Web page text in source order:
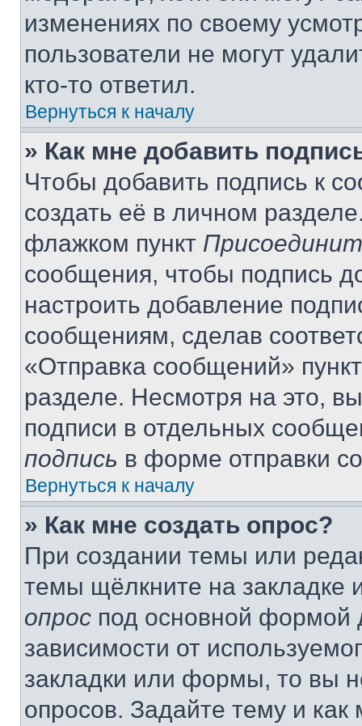
изменениях по своему
пользователи не могут
кто-то ответил.
Вернуться к началу
» Как мне добавить
Чтобы добавить подпись к
создать её в личном
флажком пункт
сообщения, чтобы подпись
настроить добавление
сообщениям, сделав
«Отправка сообщений»
разделе. Несмотря на это,
подписи в отдельных
подпись в форме отправки
Вернуться к началу
» Как мне создать опрос?
При создании темы или
темы щёлкните на
опрос под основной формой
зависимости от
закладки или формы, то вы
опросов. Задайте тему и